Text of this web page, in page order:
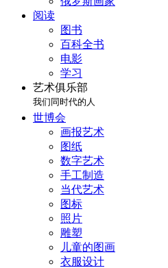
阅读
图书
百科全书
电影
学习
艺术俱乐部
我们同时代的人
世博会
画报艺术
图纸
数字艺术
手工制造
当代艺术
图标
照片
雕塑
儿童的图画
衣服设计